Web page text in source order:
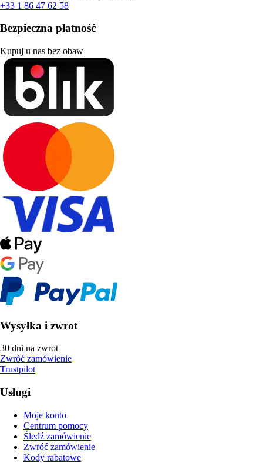
+33 1 86 47 62 58
Bezpieczna płatność
Kupuj u nas bez obaw
Wysyłka i zwrot
30 dni na zwrot
Zwróć zamówienie
Trustpilot
Usługi
Moje konto
Centrum pomocy
Śledź zamówienie
Zwróć zamówienie
Kody rabatowe